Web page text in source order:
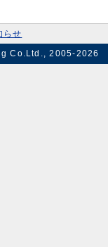
らせ
Co.Ltd., 2005-2026